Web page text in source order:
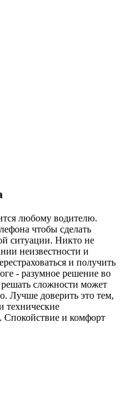
любому водителю.
чтобы сделать
ситуации. Никто не
неизвестности и
и получить
- разумное решение во
сложности может
Лучше доверить это тем,
технические
Спокойствие и комфорт